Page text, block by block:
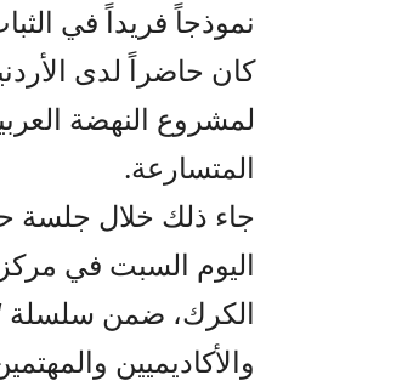
نموذجاً فريداً في
كان حاضراً لدى
لمشروع النهضة
المتسارعة.
جاء ذلك خلال جلسة
اليوم السبت في مركز
الكرك، ضمن سلسلة
والأكاديميين